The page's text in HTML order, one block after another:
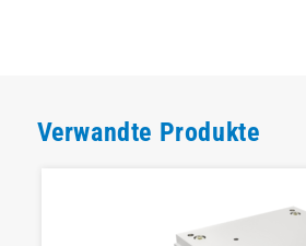
Verwandte Produkte